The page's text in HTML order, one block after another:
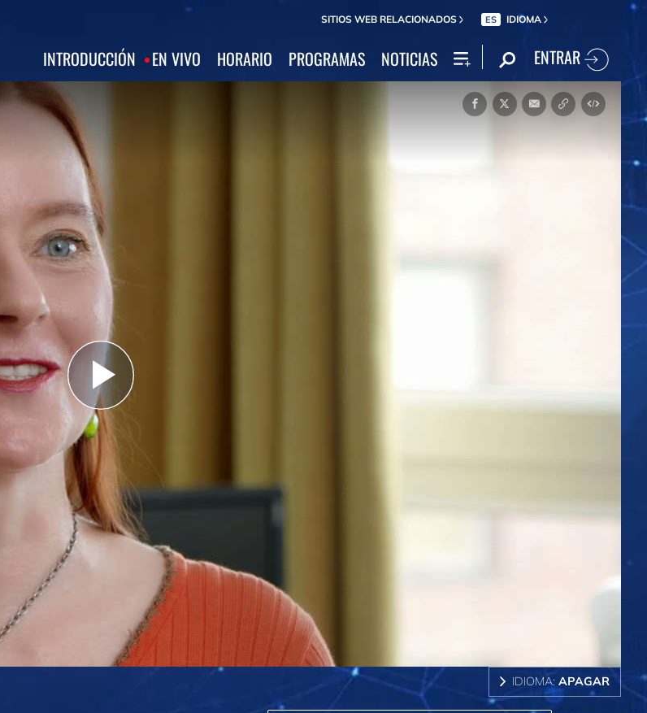
SITIOS WEB RELACIONADOS ES IDIOMA
INTRODUCCIÓN EN VIVO HORARIO PROGRAMAS NOTICIAS ENTRAR
Play
Video
IDIOMA: APAGAR